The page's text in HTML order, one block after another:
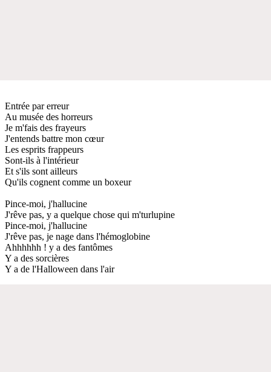
Entrée par erreur
Au musée des horreurs
Je m'fais des frayeurs
J'entends battre mon cœur
Les esprits frappeurs
Sont-ils à l'intérieur
Et s'ils sont ailleurs
Qu'ils cognent comme un boxeur
Pince-moi, j'hallucine
J'rêve pas, y a quelque chose qui m'turlupine
Pince-moi, j'hallucine
J'rêve pas, je nage dans l'hémoglobine
Ahhhhhh ! y a des fantômes
Y a des sorcières
Y a de l'Halloween dans l'air